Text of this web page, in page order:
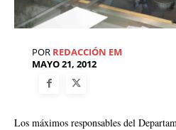
POR REDACCIÓN EM
MAYO 21, 2012
Los máximos responsables del